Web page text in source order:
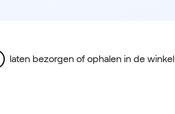
laten bezorgen of ophalen in de winkel